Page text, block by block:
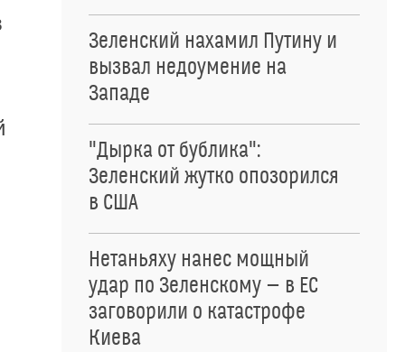
Зеленский нахамил Путину и
вызвал недоумение на
Западе
"Дырка от бублика":
Зеленский жутко опозорился
в США
Нетаньяху нанес мощный
удар по Зеленскому — в ЕС
заговорили о катастрофе
Киева